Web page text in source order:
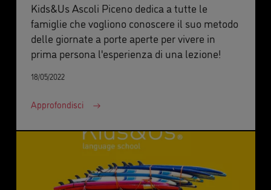
Kids&Us Ascoli Piceno dedica a tutte le
famiglie che vogliono conoscere il suo metodo
delle giornate a porte aperte per vivere in
prima persona l'esperienza di una lezione!
18/05/2022
Approfondisci